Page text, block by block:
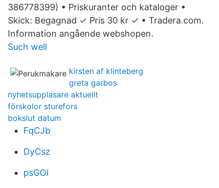
386778399) • Priskuranter och kataloger •
Skick: Begagnad ✓ Pris 30 kr ✓ • Tradera.com.
Information angående webshopen.
Such well
kirsten af klinteberg
greta garbos
nyhetsupplasare aktuellt
förskolor sturefors
bokslut datum
FqCJb
DyCsz
psGOI